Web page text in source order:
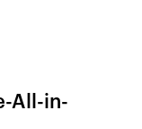
All-in-